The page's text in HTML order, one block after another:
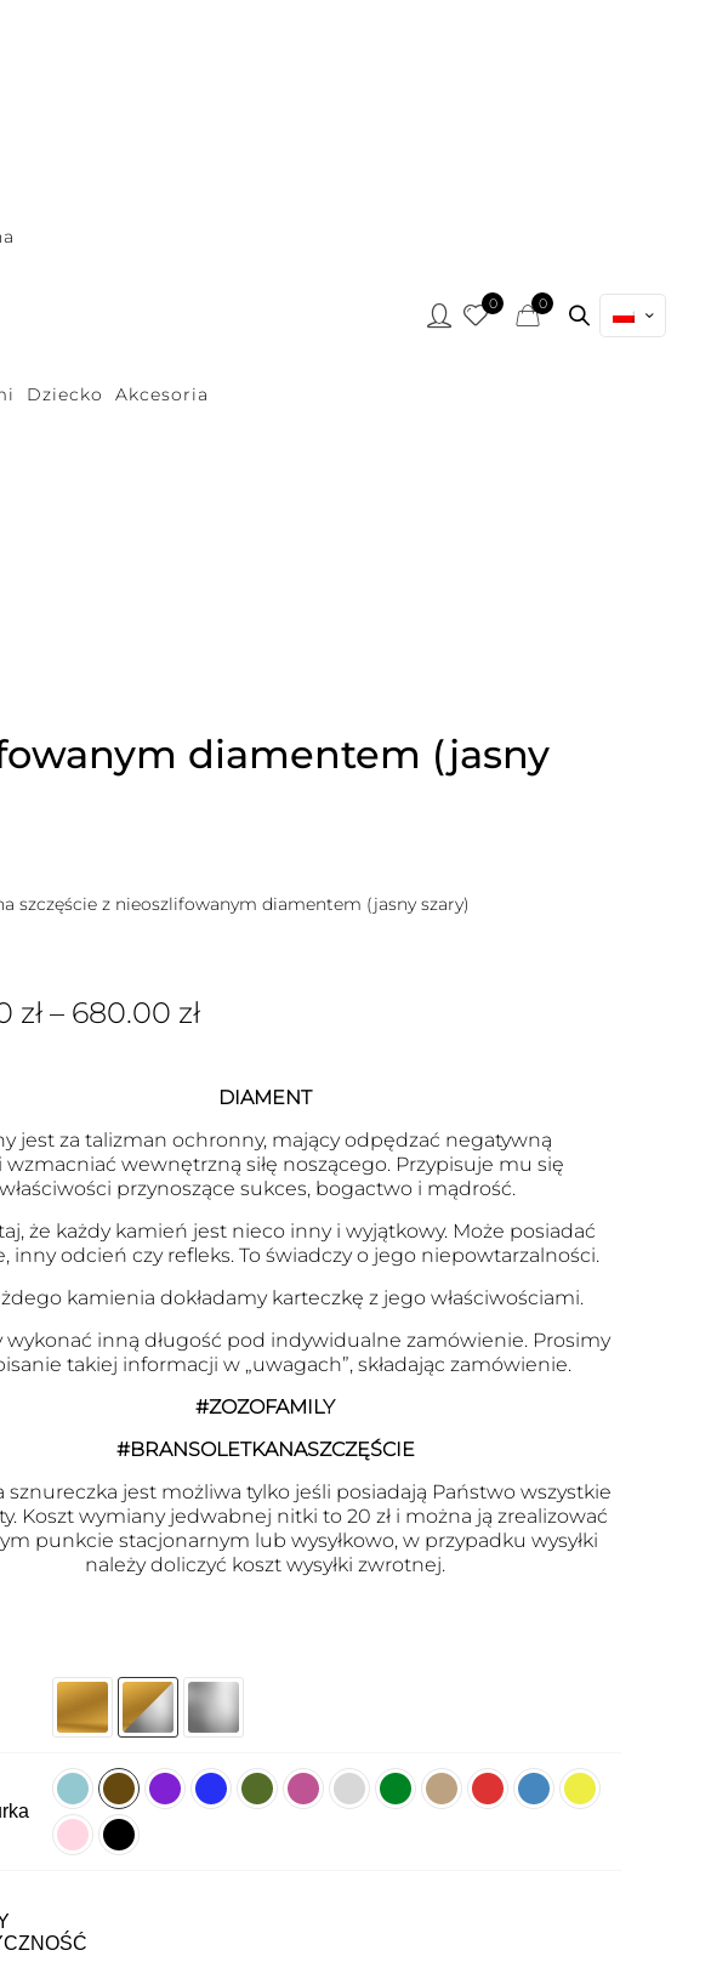
Dziecko Akcesoria
0 0
diamentem (jasny
szczęście z nieoszlifowanym diamentem (jasny szary)
zł – 680.00 zł
DIAMENT
jest za talizman ochronny, mający odpędzać negatywną
wewnętrzną siłę noszącego. Przypisuje mu się
przynoszące sukces, bogactwo i mądrość.
że każdy kamień jest nieco inny i wyjątkowy. Może posiadać
inny odcień czy refleks. To świadczy o jego niepowtarzalności.
kamienia dokładamy karteczkę z jego właściwościami.
wykonać inną długość pod indywidualne zamówienie. Prosimy
takiej informacji w „uwagach”, składając zamówienie.
#ZOZOFAMILY
#BRANSOLETKANASZCZĘŚCIE
sznureczka jest możliwa tylko jeśli posiadają Państwo wszystkie
Koszt wymiany jedwabnej nitki to 20 zł i można ją zrealizować
punkcie stacjonarnym lub wysyłkowo, w przypadku wysyłki
należy doliczyć koszt wysyłki zwrotnej.